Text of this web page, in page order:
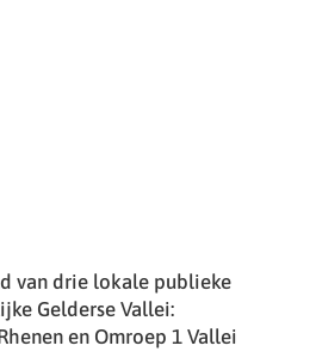
van drie lokale publieke
Gelderse Vallei:
en Omroep 1 Vallei